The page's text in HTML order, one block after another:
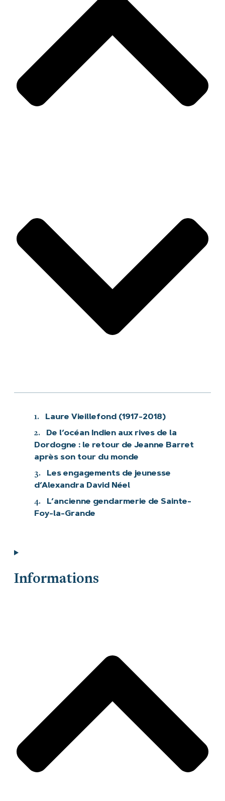
1.
Laure Vieillefond (1917-2018)
2.
De l’océan Indien aux rives de la
Dordogne : le retour de Jeanne Barret
après son tour du monde
3.
Les engagements de jeunesse
d’Alexandra David Néel
4.
L’ancienne gendarmerie de Sainte-
Foy-la-Grande
Informations